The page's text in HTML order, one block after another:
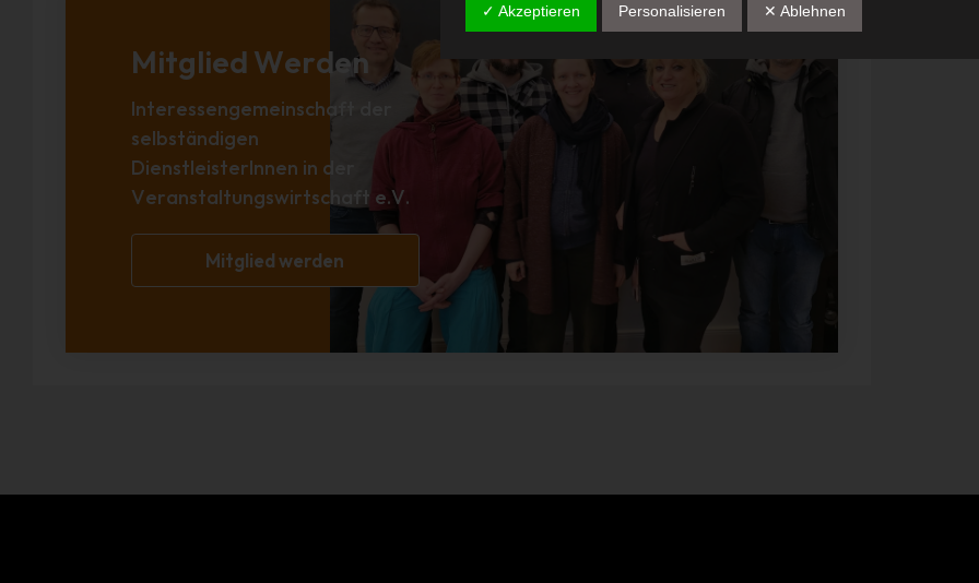
Mitglied Werden
Interessengemeinschaft der
selbständigen
DienstleisterInnen in der
Veranstaltungswirtschaft e.V.
Mitglied werden
zusätzlichen Informationen gesondert aufbewahrt werden und
gewährleisten, dass die personenbezogenen Daten nicht einer
identifizierten oder identifizierbaren natürlichen Person zugewiesen
werden.
Verantwortlicher oder für die Verarbeitung Verantwortlicher ist die
natürliche oder juristische Person, Behörde, Einrichtung oder andere
Stelle, die allein oder gemeinsam mit anderen über die Zwecke und
Mittel der Verarbeitung von personenbezogenen Daten entscheidet.
✓ Akzeptieren Personalisieren ✕ Ablehnen